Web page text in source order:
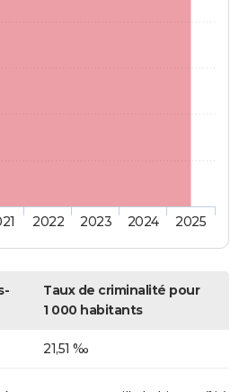
2022 2023 2024 2025
Taux de criminalité pour
1 000 habitants
21,51 ‰